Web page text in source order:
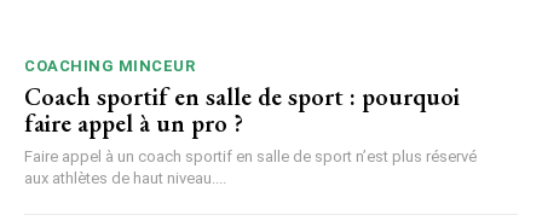
COACHING MINCEUR
Coach sportif en salle de sport : pourquoi
faire appel à un pro ?
Faire appel à un coach sportif en salle de sport n’est plus réservé
aux athlètes de haut niveau....